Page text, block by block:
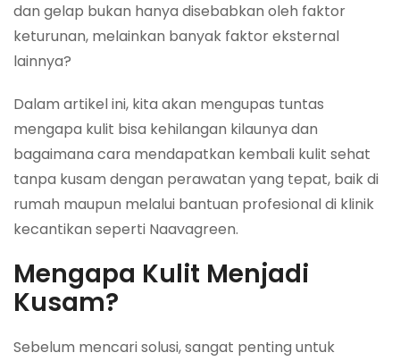
dan gelap bukan hanya disebabkan oleh faktor
keturunan, melainkan banyak faktor eksternal
lainnya?
Dalam artikel ini, kita akan mengupas tuntas
mengapa kulit bisa kehilangan kilaunya dan
bagaimana cara mendapatkan kembali kulit sehat
tanpa kusam dengan perawatan yang tepat, baik di
rumah maupun melalui bantuan profesional di klinik
kecantikan seperti Naavagreen.
Mengapa Kulit Menjadi
Kusam?
Sebelum mencari solusi, sangat penting untuk